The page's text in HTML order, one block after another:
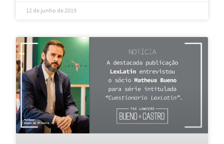
12 de junho de 2019